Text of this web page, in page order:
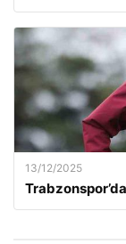
13/12/2025